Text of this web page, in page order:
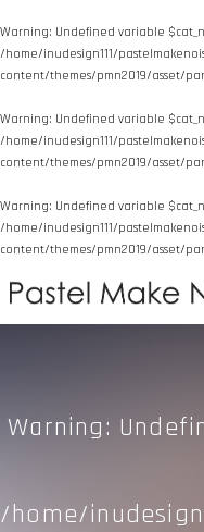
Warning: Undefined variable
/home/inudesign111/
content/themes/pmn2019/asset/
Warning: Undefined variable
/home/inudesign111/
content/themes/pmn2019/asset/
Warning: Undefined variable
/home/inudesign111/
content/themes/pmn2019/asset/
Warning:
/home/